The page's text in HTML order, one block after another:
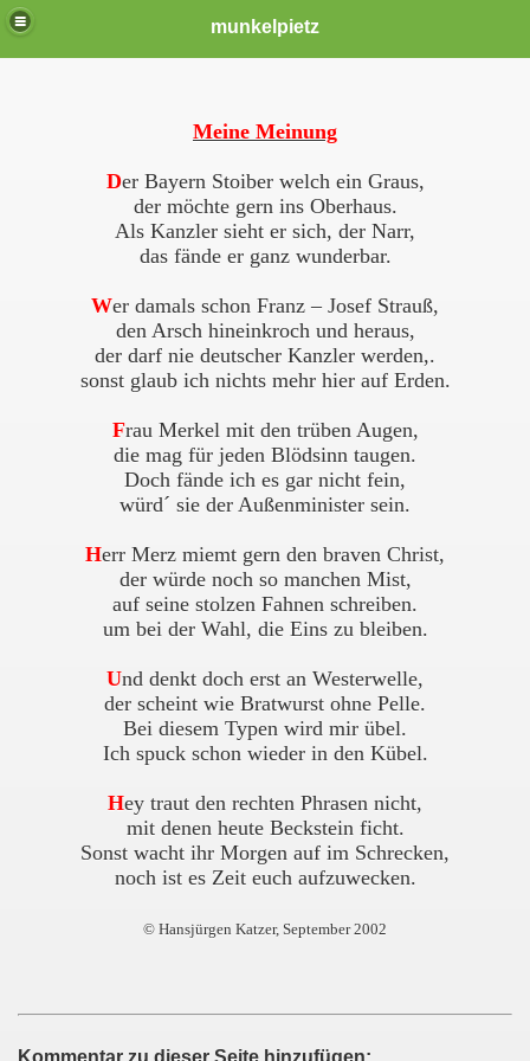
munkelpietz
Meine Meinung
Der Bayern Stoiber welch ein Graus,
der möchte gern ins Oberhaus.
Als Kanzler sieht er sich, der Narr,
das fände er ganz wunderbar.
Wer damals schon Franz – Josef Strauß,
den Arsch hineinkroch und heraus,
der darf nie deutscher Kanzler werden,.
sonst glaub ich nichts mehr hier auf Erden.
Frau Merkel mit den trüben Augen,
die mag für jeden Blödsinn taugen.
Doch fände ich es gar nicht fein,
würd´ sie der Außenminister sein.
Herr Merz miemt gern den braven Christ,
der würde noch so manchen Mist,
auf seine stolzen Fahnen schreiben.
um bei der Wahl, die Eins zu bleiben.
Und denkt doch erst an Westerwelle,
der scheint wie Bratwurst ohne Pelle.
Bei diesem Typen wird mir übel.
Ich spuck schon wieder in den Kübel.
Hey traut den rechten Phrasen nicht,
mit denen heute Beckstein ficht.
Sonst wacht ihr Morgen auf im Schrecken,
noch ist es Zeit euch aufzuwecken.
© Hansjürgen Katzer, September 2002
Kommentar zu dieser Seite hinzufügen: